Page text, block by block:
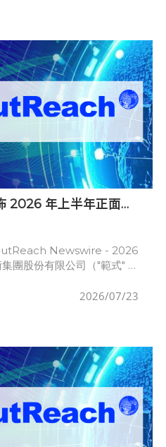
2026 年上半年正面盈
團股份有限公司（"範式" 或
2026/07/23